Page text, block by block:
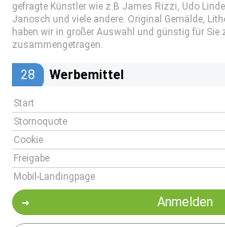
gefragte Künstler wie z.B James Rizzi, Udo
Janosch und viele andere. Original Gemälde,
haben wir in großer Auswahl und günstig für Sie
zusammengetragen.
28 Werbemittel
Start
Stornoquote
Cookie
Freigabe
Mobil-Landingpage
Anmelden